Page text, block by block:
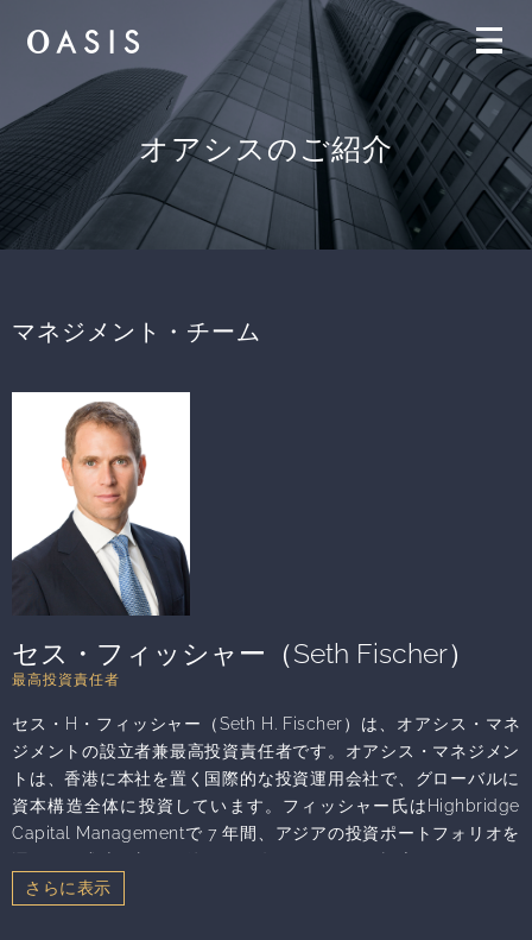
オアシスのご紹介
マネジメント・チーム
セス・フィッシャー（Seth Fischer）
最高投資責任者
セス・H・フィッシャー（Seth H. Fischer）は、オアシス・マネ
ジメントの設立者兼最高投資責任者です。オアシス・マネジメン
トは、香港に本社を置く国際的な投資運用会社で、グローバルに
資本構造全体に投資しています。フィッシャー氏はHighbridge
Capital Managementで 7 年間、アジアの投資ポートフォリオを
運用して成功を収めた後、2002年にオアシスを設立しました。ア
ジア全体におけるコーポレート・ガバナンス改革を提唱し、経済